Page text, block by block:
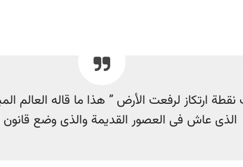
ارتكاز لرفعت الأرض ” هذا ما قاله العالم
الذى عاش فى العصور القديمة والذى وضع قانون